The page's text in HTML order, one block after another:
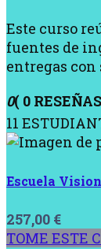
Este curso
fuentes de
entregas
0( 0
11
Escuela
257,00 €
TOME ESTE